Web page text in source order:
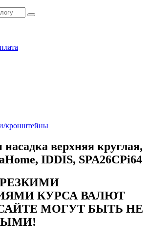
кронштейны
верхняя круглая,
IDDIS, SPA26CPi64
КУРСА ВАЛЮТ
МОГУТ БЫТЬ НЕ